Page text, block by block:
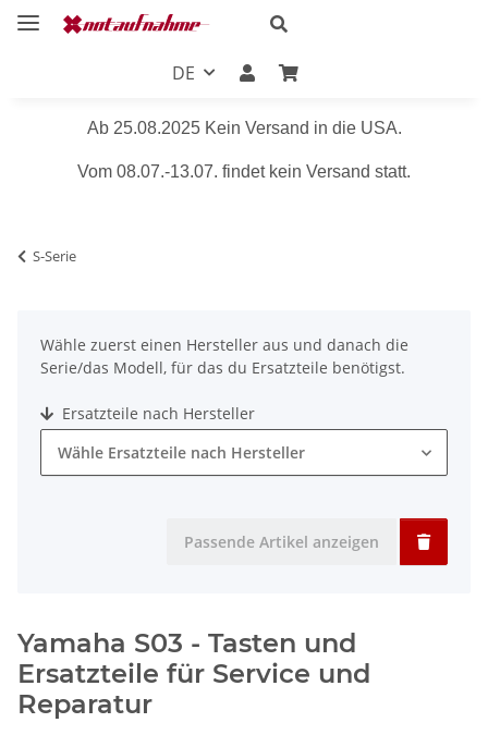
DE
Ab 25.08.2025 Kein Versand in die USA.
Vom 08.07.-13.07. findet kein Versand statt.
S-Serie
Wähle zuerst einen Hersteller aus und danach die
Serie/das Modell, für das du Ersatzteile benötigst.
Ersatzteile nach Hersteller
Wähle Ersatzteile nach Hersteller
Passende Artikel anzeigen
Yamaha S03 - Tasten und
Ersatzteile für Service und
Reparatur